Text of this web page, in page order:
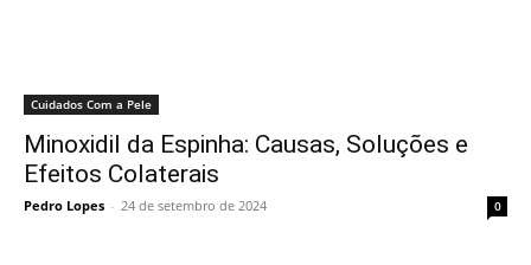
Cuidados Com a Pele
Minoxidil da Espinha: Causas, Soluções e
Efeitos Colaterais
Pedro Lopes - 24 de setembro de 2024 0